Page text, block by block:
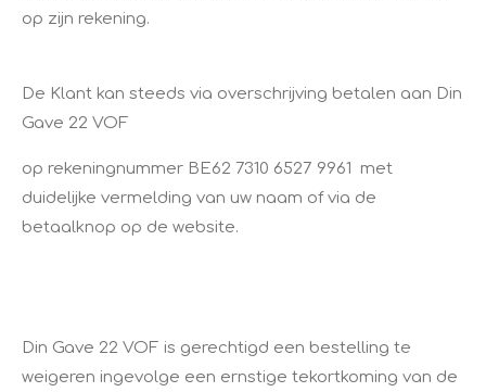
op zijn rekening.
De Klant kan steeds via overschrijving betalen aan Din
Gave 22 VOF
op rekeningnummer BE62 7310 6527 9961 met
duidelijke vermelding van uw naam of via de
betaalknop op de website.
Din Gave 22 VOF is gerechtigd een bestelling te
weigeren ingevolge een ernstige tekortkoming van de